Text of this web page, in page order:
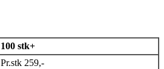
100 stk+
Pr.stk 259,-